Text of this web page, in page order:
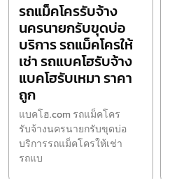
รถแม็คโครรับจ้าง
นครนายกรับขุดบ่อ
บริการ รถแม็คโครให้
เช่า รถแบคโฮรับจ้าง
แบคโฮรับเหมา ราคา
ถูก
แบคโฮ.com รถแม็คโคร
รับจ้างนครนายกรับขุดบ่อ
บริการรถแม็คโครให้เช่า
รถแบ